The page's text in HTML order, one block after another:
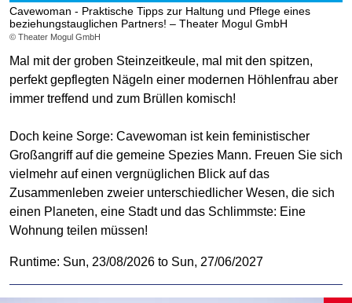
Cavewoman - Praktische Tipps zur Haltung und Pflege eines
beziehungstauglichen Partners! – Theater Mogul GmbH
© Theater Mogul GmbH
Mal mit der groben Steinzeitkeule, mal mit den spitzen,
perfekt gepflegten Nägeln einer modernen Höhlenfrau aber
immer treffend und zum Brüllen komisch!
Doch keine Sorge: Cavewoman ist kein feministischer
Großangriff auf die gemeine Spezies Mann. Freuen Sie sich
vielmehr auf einen vergnüglichen Blick auf das
Zusammenleben zweier unterschiedlicher Wesen, die sich
einen Planeten, eine Stadt und das Schlimmste: Eine
Wohnung teilen müssen!
Runtime: Sun, 23/08/2026 to Sun, 27/06/2027